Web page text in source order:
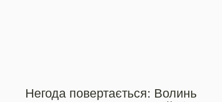
Негода повертається: Волинь